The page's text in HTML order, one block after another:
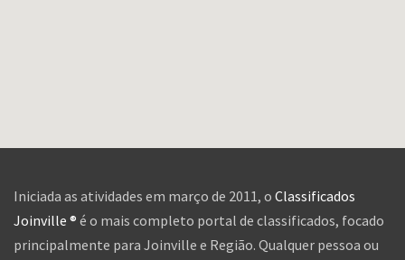
Iniciada as atividades em março de 2011, o Classificados
Joinville ® é o mais completo portal de classificados, focado
principalmente para Joinville e Região. Qualquer pessoa ou